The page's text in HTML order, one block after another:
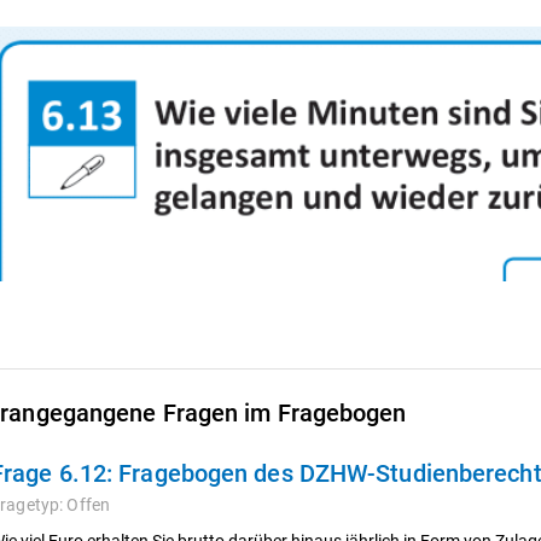
Fragen im Fragebogen
6.12: Fragebogen des DZHW-
Offen